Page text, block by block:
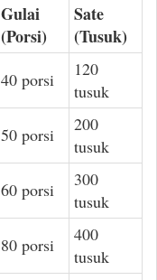
Gulai
(Porsi)
Sate
(Tusuk)
40 porsi
120
tusuk
50 porsi
200
tusuk
60 porsi
300
tusuk
80 porsi
400
tusuk